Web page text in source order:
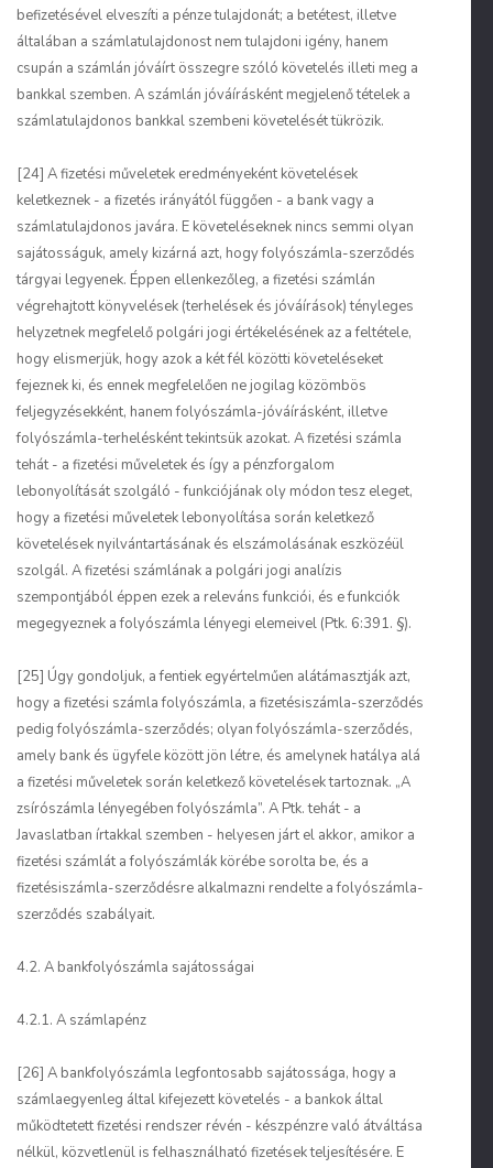
befizetésével elveszíti a pénze tulajdonát; a betétest, illetve
általában a számlatulajdonost nem tulajdoni igény, hanem
csupán a számlán jóváírt összegre szóló követelés illeti meg a
bankkal szemben. A számlán jóváírásként megjelenő tételek a
számlatulajdonos bankkal szembeni követelését tükrözik.
[24] A fizetési műveletek eredményeként követelések
keletkeznek - a fizetés irányától függően - a bank vagy a
számlatulajdonos javára. E követeléseknek nincs semmi olyan
sajátosságuk, amely kizárná azt, hogy folyószámla-szerződés
tárgyai legyenek. Éppen ellenkezőleg, a fizetési számlán
végrehajtott könyvelések (terhelések és jóváírások) tényleges
helyzetnek megfelelő polgári jogi értékelésének az a feltétele,
hogy elismerjük, hogy azok a két fél közötti követeléseket
fejeznek ki, és ennek megfelelően ne jogilag közömbös
feljegyzésekként, hanem folyószámla-jóváírásként, illetve
folyószámla-terhelésként tekintsük azokat. A fizetési számla
tehát - a fizetési műveletek és így a pénzforgalom
lebonyolítását szolgáló - funkciójának oly módon tesz eleget,
hogy a fizetési műveletek lebonyolítása során keletkező
követelések nyilvántartásának és elszámolásának eszközéül
szolgál. A fizetési számlának a polgári jogi analízis
szempontjából éppen ezek a releváns funkciói, és e funkciók
megegyeznek a folyószámla lényegi elemeivel (Ptk. 6:391. §).
[25] Úgy gondoljuk, a fentiek egyértelműen alátámasztják azt,
hogy a fizetési számla folyószámla, a fizetésiszámla-szerződés
pedig folyószámla-szerződés; olyan folyószámla-szerződés,
amely bank és ügyfele között jön létre, és amelynek hatálya alá
a fizetési műveletek során keletkező követelések tartoznak. „A
zsírószámla lényegében folyószámla”. A Ptk. tehát - a
Javaslatban írtakkal szemben - helyesen járt el akkor, amikor a
fizetési számlát a folyószámlák körébe sorolta be, és a
fizetésiszámla-szerződésre alkalmazni rendelte a folyószámla-
szerződés szabályait.
4.2. A bankfolyószámla sajátosságai
4.2.1. A számlapénz
[26] A bankfolyószámla legfontosabb sajátossága, hogy a
számlaegyenleg által kifejezett követelés - a bankok által
működtetett fizetési rendszer révén - készpénzre való átváltása
nélkül, közvetlenül is felhasználható fizetések teljesítésére. E